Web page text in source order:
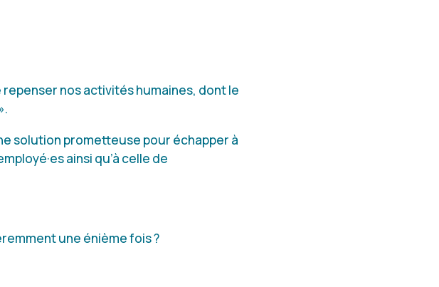
repenser nos activités humaines, dont le
solution prometteuse pour échapper à
ainsi qu’à celle de
une énième fois ?